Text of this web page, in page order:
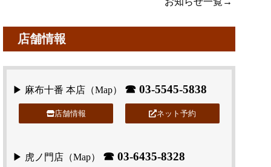
店舗情報
▶ 麻布十番 本店（Map） ☎ 03-5545-5838
店舗情報 ネット予約
▶ 虎ノ門店（Map） ☎ 03-6435-8328